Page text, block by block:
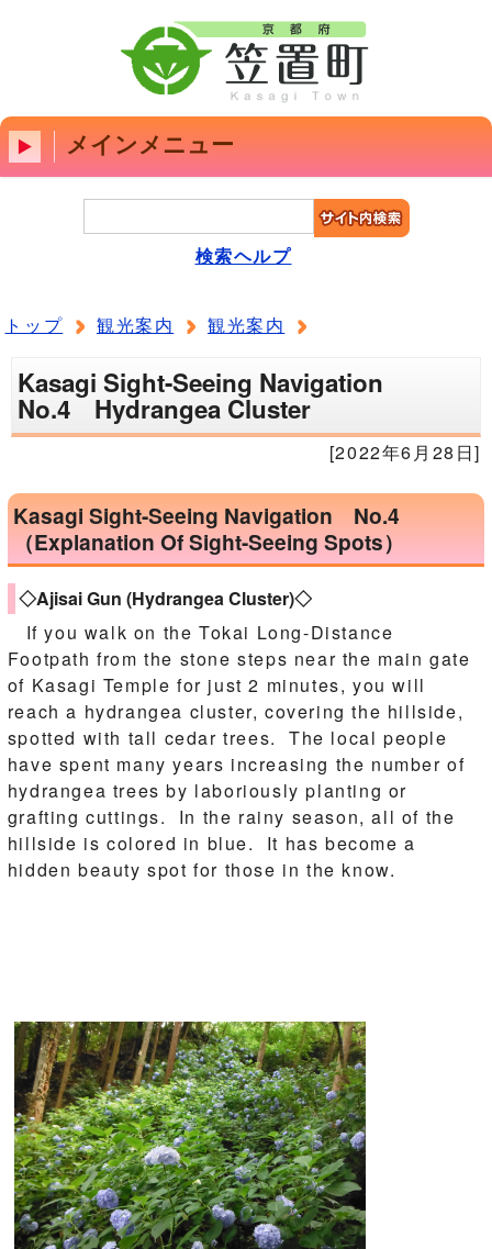
メインメニュー
検索ヘルプ
トップ 観光案内 観光案内
Kasagi Sight-Seeing Navigation
No.4 Hydrangea Cluster
[2022年6月28日]
Kasagi Sight-Seeing Navigation No.4
（Explanation Of Sight-Seeing Spots）
◇Ajisai Gun (Hydrangea Cluster)◇
If you walk on the Tokai Long-Distance
Footpath from the stone steps near the main gate
of Kasagi Temple for just 2 minutes, you will
reach a hydrangea cluster, covering the hillside,
spotted with tall cedar trees. The local people
have spent many years increasing the number of
hydrangea trees by laboriously planting or
grafting cuttings. In the rainy season, all of the
hillside is colored in blue. It has become a
hidden beauty spot for those in the know.